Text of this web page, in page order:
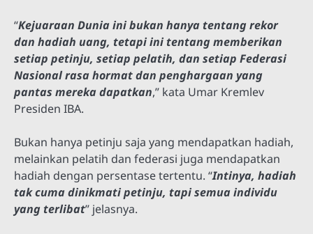
“Kejuaraan Dunia ini bukan hanya tentang rekor
dan hadiah uang, tetapi ini tentang memberikan
setiap petinju, setiap pelatih, dan setiap Federasi
Nasional rasa hormat dan penghargaan yang
pantas mereka dapatkan,” kata Umar Kremlev
Presiden IBA.
Bukan hanya petinju saja yang mendapatkan hadiah,
melainkan pelatih dan federasi juga mendapatkan
hadiah dengan persentase tertentu. “Intinya, hadiah
tak cuma dinikmati petinju, tapi semua individu
yang terlibat” jelasnya.